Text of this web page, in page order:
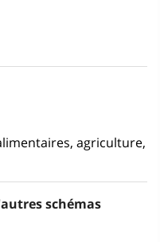
agriculture,
schémas